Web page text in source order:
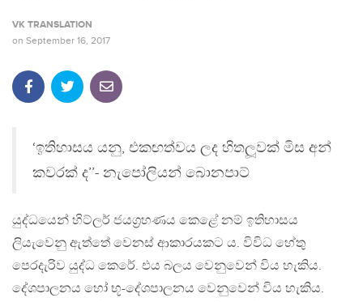
VK TRANSLATION
on September 16, 2017
‘ඉතිහාසය යනු, එකඟත්වය ලද හිතලූවක් මිස අන්
කවරක් ද’’- නැපෝලියන් බොනපාට්
යුද්ධයෙන් හිට්ලර් ජයග‍්‍රහණය කෙළේ නම් ඉතිහාසය
ලියැවෙනු ඇත්තේ වෙනස් ආකාරයකට ය. විවිධ හේතු
පෙරදැරිව යුද්ධ කෙරේ. එය බලය වෙනුවෙන් විය හැකිය.
දේශපාලනය හෝ භූ-දේශපාලනය වෙනුවෙන් විය හැකිය.